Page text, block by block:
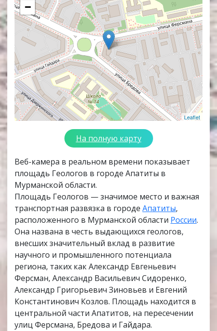
−
Leaflet
На полную карту
Веб-камера в реальном времени показывает
площадь Геологов в городе Апатиты в
Мурманской области.
Площадь Геологов — значимое место и важная
транспортная развязка в городе Апатиты,
расположенного в Мурманской области России.
Она названа в честь выдающихся геологов,
внесших значительный вклад в развитие
научного и промышленного потенциала
региона, таких как Александр Евгеньевич
Ферсман, Александр Васильевич Сидоренко,
Александр Григорьевич Зиновьев и Евгений
Константинович Козлов. Площадь находится в
центральной части Апатитов, на пересечении
улиц Ферсмана, Бредова и Гайдара.